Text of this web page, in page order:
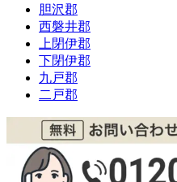
胆沢郡
西磐井郡
上閉伊郡
下閉伊郡
九戸郡
二戸郡